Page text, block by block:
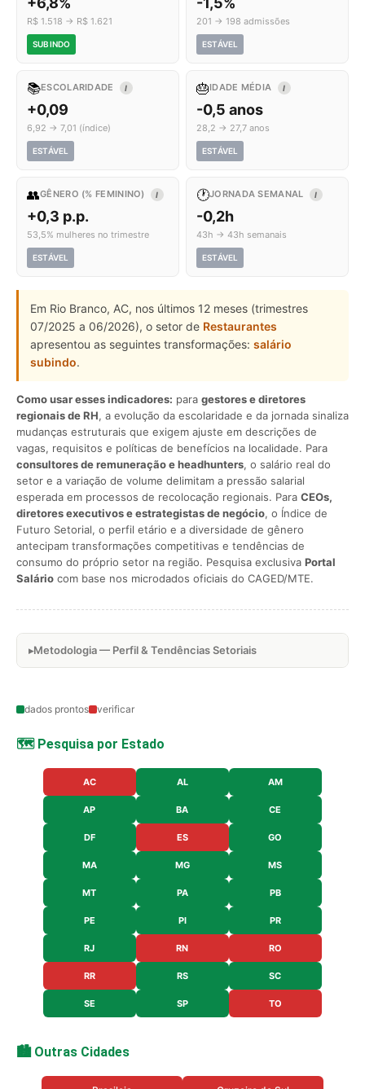
R$ 1.518 → R$ 1.621
SUBINDO
201 → 198 admissões
ESTÁVEL
📚ESCOLARIDADE I
+0,09
6,92 → 7,01 (índice)
ESTÁVEL
🎂IDADE MÉDIA I
-0,5 anos
28,2 → 27,7 anos
ESTÁVEL
👥GÊNERO (% FEMININO) I
+0,3 p.p.
53,5% mulheres no trimestre
ESTÁVEL
🕐JORNADA SEMANAL I
-0,2h
43h → 43h semanais
ESTÁVEL
Em Rio Branco, AC, nos últimos 12 meses (trimestres
07/2025 a 06/2026), o setor de Restaurantes
apresentou as seguintes transformações: salário
subindo.
Como usar esses indicadores: para gestores e diretores
regionais de RH, a evolução da escolaridade e da jornada sinaliza
mudanças estruturais que exigem ajuste em descrições de
vagas, requisitos e políticas de benefícios na localidade. Para
consultores de remuneração e headhunters, o salário real do
setor e a variação de volume delimitam a pressão salarial
esperada em processos de recolocação regionais. Para CEOs,
diretores executivos e estrategistas de negócio, o Índice de
Futuro Setorial, o perfil etário e a diversidade de gênero
antecipam transformações competitivas e tendências de
consumo do próprio setor na região. Pesquisa exclusiva Portal
Salário com base nos microdados oficiais do CAGED/MTE.
Metodologia — Perfil & Tendências Setoriais
dados prontos verificar
🗺️ Pesquisa por Estado
AC AL AM
AP BA CE
DF ES GO
MA MG MS
MT PA PB
PE PI PR
RJ RN RO
RR RS SC
SE SP TO
🏙️ Outras Cidades